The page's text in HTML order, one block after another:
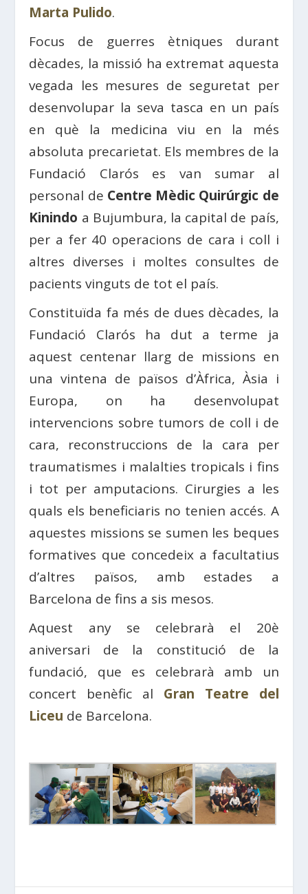
Marta Pulido.
Focus de guerres ètniques durant
dècades, la missió ha extremat aquesta
vegada les mesures de seguretat per
desenvolupar la seva tasca en un país
en què la medicina viu en la més
absoluta precarietat. Els membres de la
Fundació Clarós es van sumar al
personal de Centre Mèdic Quirúrgic de
Kinindo a Bujumbura, la capital de país,
per a fer 40 operacions de cara i coll i
altres diverses i moltes consultes de
pacients vinguts de tot el país.
Constituïda fa més de dues dècades, la
Fundació Clarós ha dut a terme ja
aquest centenar llarg de missions en
una vintena de països d’Àfrica, Àsia i
Europa, on ha desenvolupat
intervencions sobre tumors de coll i de
cara, reconstruccions de la cara per
traumatismes i malalties tropicals i fins
i tot per amputacions. Cirurgies a les
quals els beneficiaris no tenien accés. A
aquestes missions se sumen les beques
formatives que concedeix a facultatius
d’altres països, amb estades a
Barcelona de fins a sis mesos.
Aquest any se celebrarà el 20è
aniversari de la constitució de la
fundació, que es celebrarà amb un
concert benèfic al Gran Teatre del
Liceu de Barcelona.